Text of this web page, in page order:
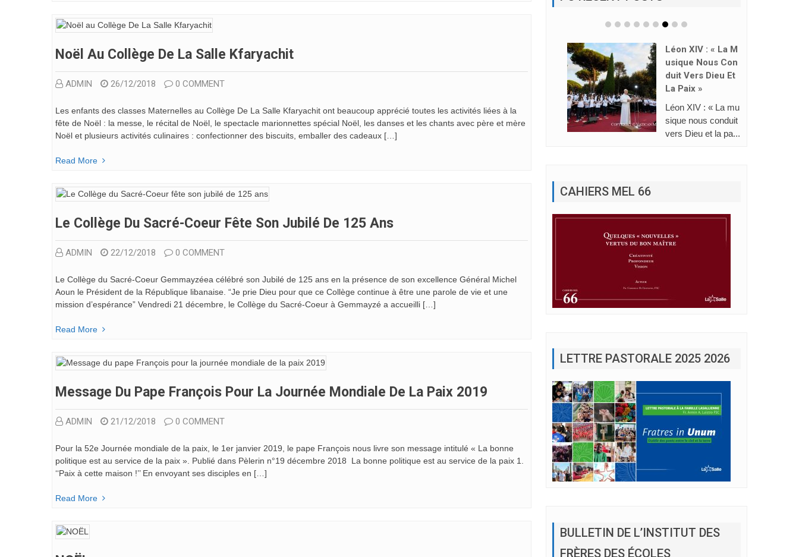
Noël Au Collège De La Salle Kfaryachit
ADMIN 26/12/2018 0 COMMENT
Les enfants des classes Maternelles au Collège De La Salle Kfaryachit ont beaucoup apprécié toutes les activités liées à la
fête de Noël : la messe, le récital de Noël, le spectacle marionnettes spécial Noël, les danses et les chants avec père et mère
Noël et plusieurs activités culinaires : confectionner des biscuits, emballer des cadeaux […]
Read More
Le Collège Du Sacré-Coeur Fête Son Jubilé De 125 Ans
ADMIN 22/12/2018 0 COMMENT
Le Collège du Sacré-Coeur Gemmayzéea célébré son Jubilé de 125 ans en la présence de son excellence Général Michel
Aoun le Président de la République libanaise. “Je prie Dieu pour que ce Collège continue à être une parole de vie et une
mission d’espérance” Vendredi 21 décembre, le Collège du Sacré-Coeur à Gemmayzé a accueilli […]
Read More
Message Du Pape François Pour La Journée Mondiale De La Paix 2019
ADMIN 21/12/2018 0 COMMENT
Pour la 52e Journée mondiale de la paix, le 1er janvier 2019, le pape François nous livre son message intitulé « La bonne
politique est au service de la paix ». Publié dans Pèlerin n°19 décembre 2018 La bonne politique est au service de la paix 1.
‘‘Paix à cette maison !’’ En envoyant ses disciples en […]
Read More
Léon XIV : « La M
Usique Nous Con
Duit Vers Dieu Et
La Paix »
Léon XIV : « La mu
sique nous conduit
vers Dieu et la pa...
Sacré-Coeur:
Celebrating Our
ade 9 Graduates!
Our Grade 9 stude
CAHIERS MEL 66
LETTRE PASTORALE 2025 2026
BULLETIN DE L’INSTITUT DES
FRÈRES DES ÉCOLES